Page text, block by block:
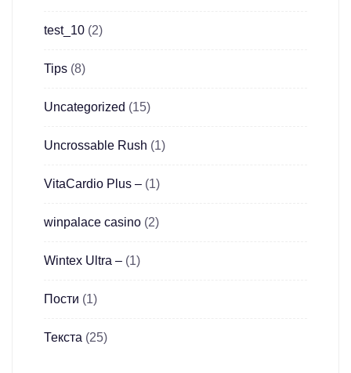
test_10 (2)
Tips (8)
Uncategorized (15)
Uncrossable Rush (1)
VitaCardio Plus – (1)
winpalace casino (2)
Wintex Ultra – (1)
Пости (1)
Текста (25)